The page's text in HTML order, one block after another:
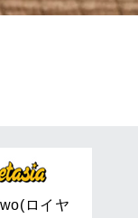
wo( ロ イ ヤ